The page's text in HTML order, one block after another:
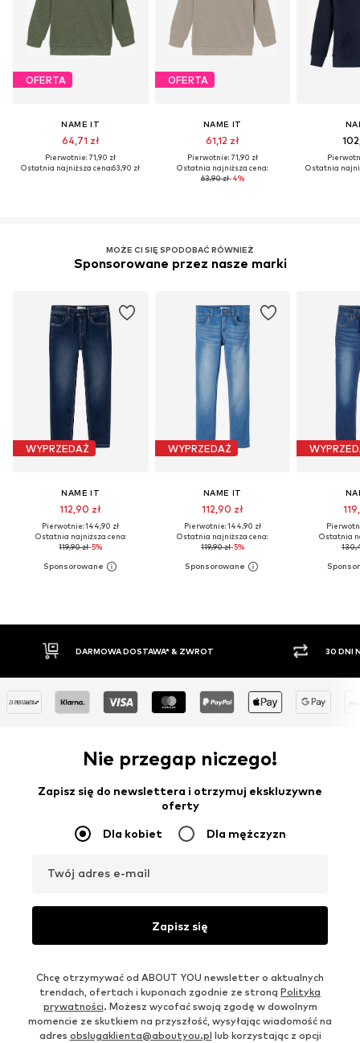
OFERTA
NAME IT
64,71 zł
Pierwotnie: 71,90 zł
Ostatnia najniższa cena:63,90 zł
OFERTA
NAME IT
61,12 zł
Pierwotnie: 71,90 zł
Ostatnia najniższa cena:
63,90 zł-4%
Ostatnia
MOŻE CI SIĘ SPODOBAĆ RÓWNIEŻ
Sponsorowane przez nasze marki
WYPRZEDAŻ
NAME IT
112,90 zł
Pierwotnie: 144,90 zł
Ostatnia najniższa cena:
119,90 zł-5%
WYPRZEDAŻ
NAME IT
112,90 zł
Pierwotnie: 144,90 zł
Ostatnia najniższa cena:
119,90 zł-5%
Ostatnia
30 DNI NA ZWROT TOWARU
Nie przegap niczego!
Zapisz się do newslettera i otrzymuj ekskluzywne
oferty
Dla kobiet Dla mężczyzn
Twój adres e-mail
Zapisz się
Chcę otrzymywać od ABOUT YOU newsletter o aktualnych
trendach, ofertach i kuponach zgodnie ze stroną Polityka
prywatności. Możesz wycofać swoją zgodę w dowolnym
momencie ze skutkiem na przyszłość, wysyłając wiadomość na
adres obslugaklienta@aboutyou.pl lub korzystając z opcji